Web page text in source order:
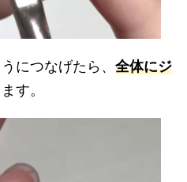
につなげたら、 全体にジ
す。